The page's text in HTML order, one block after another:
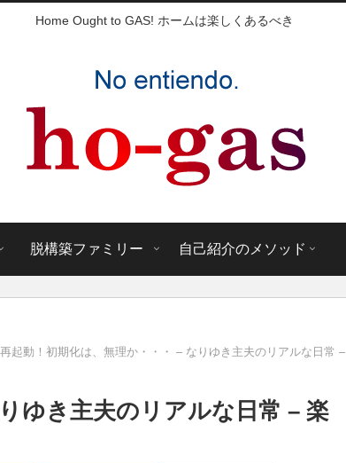
Home Ought to GAS! ホームは楽しくあるべき
脱構築ファミリー 自己紹介のメソッド
再起動！初期化は、無理か・・・ – なりゆき主夫のリアルな日常 –
ゆき主夫のリアルな日常 – 楽